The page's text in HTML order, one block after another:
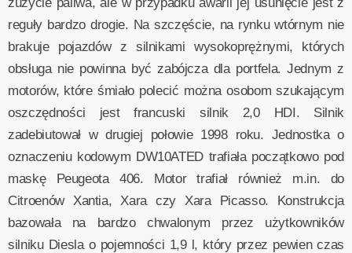
zużycie paliwa, ale w przypadku awarii jej usunięcie jest z
reguły bardzo drogie. Na szczęście, na rynku wtórnym nie
brakuje pojazdów z silnikami wysokoprężnymi, których
obsługa nie powinna być zabójcza dla portfela. Jednym z
motorów, które śmiało polecić można osobom szukającym
oszczędności jest francuski silnik 2,0 HDI. Silnik
zadebiutował w drugiej połowie 1998 roku. Jednostka o
oznaczeniu kodowym DW10ATED trafiała początkowo pod
maskę Peugeota 406. Motor trafiał również m.in. do
Citroenów Xantia, Xara czy Xara Picasso. Konstrukcja
bazowała na bardzo chwalonym przez użytkowników
silniku Diesla o pojemności 1,9 l, który przez pewien czas